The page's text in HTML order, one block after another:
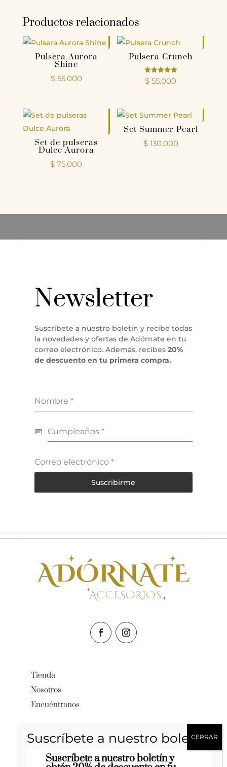
Productos relacionados
Pulsera Aurora
Shine
$55.000
Pulsera Crunch
Valorado
con
$ 55.000
Set de pulseras
Dulce Aurora
$ 75.000
Set Summer Pearl
$130.000
Newsletter
Suscríbete a nuestro boletín y recibe todas
la novedades y ofertas de Adórnate en tu
correo electrónico. Además, recibes 20%
de descuento en tu primera compra.
Nombre*
Cumpleaños*
Correo electrónico*
Suscribirme
Tienda
Nosotros
Encuéntranos
Términos y Condiciones
Suscríbete a nuestro boletín y